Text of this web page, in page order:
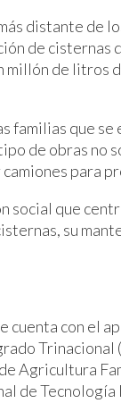
distante de
de cisternas
de litros
que se
de obras no
para
social que
su
con el
Agricultura
Tecnología